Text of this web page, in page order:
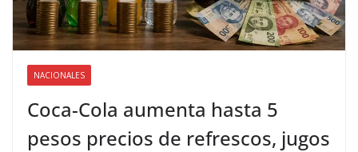
NACIONALES
Coca-Cola aumenta hasta 5
pesos precios de refrescos, jugos